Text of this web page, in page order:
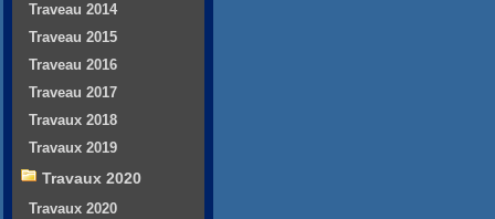
Traveau 2014
Traveau 2015
Traveau 2016
Traveau 2017
Travaux 2018
Travaux 2019
Travaux 2020
Travaux 2020